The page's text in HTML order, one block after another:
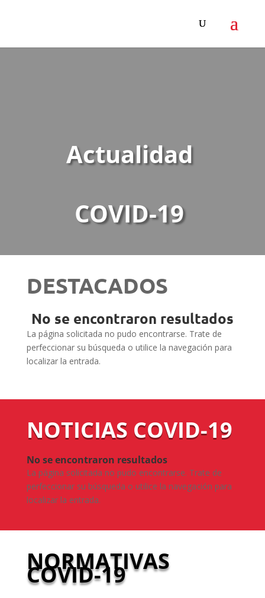
Actualidad
COVID-19
DESTACADOS
No se encontraron resultados
La página solicitada no pudo encontrarse. Trate de
perfeccionar su búsqueda o utilice la navegación para
localizar la entrada.
NOTICIAS COVID-19
No se encontraron resultados
La página solicitada no pudo encontrarse. Trate de
perfeccionar su búsqueda o utilice la navegación para
localizar la entrada.
NORMATIVAS
COVID-19